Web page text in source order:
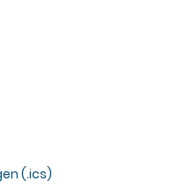
(.ics)